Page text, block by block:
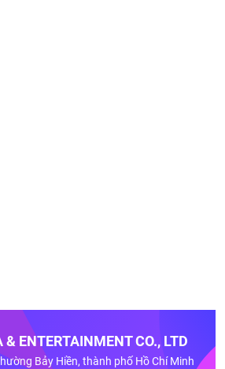
& ENTERTAINMENT CO., LTD
Bảy Hiền, thành phố Hồ Chí Minh